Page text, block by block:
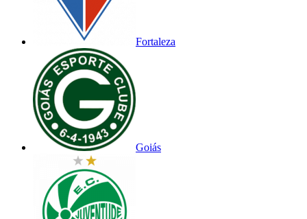
Fortaleza
Goiás